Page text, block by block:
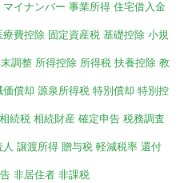
マイナンバー 事業所得 住宅借入金
療費控除 固定資産税 基礎控除 小規
調整 所得控除 所得税 扶養控除 教
価償却 源泉所得税 特別償却 特別控
相続税 相続財産 確定申告 税務調査
人 譲渡所得 贈与税 軽減税率 還付
非居住者 非課税